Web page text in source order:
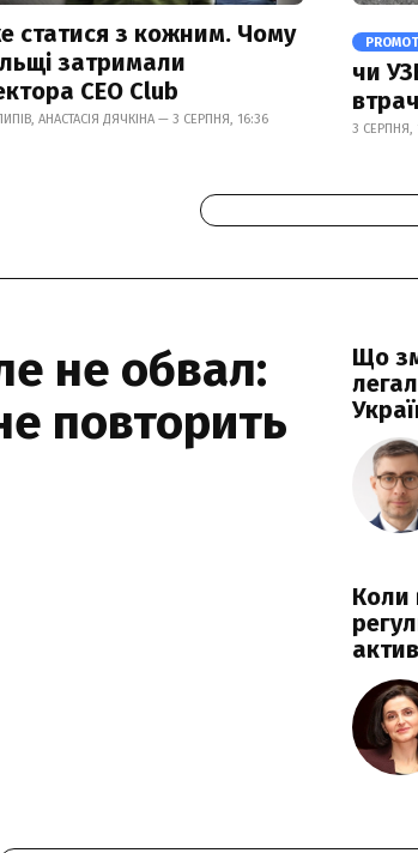
статися з кожним. Чому
затримали
CEO Club
АНАСТАСІЯ ДЯЧКІНА — 3 СЕРПНЯ, 16:36
чи
3 СЕРПНЯ,
не обвал:
повторить
Що
Коли